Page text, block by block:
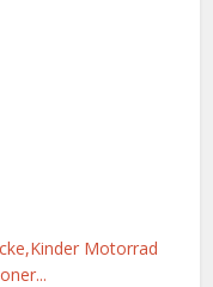
Motorrad